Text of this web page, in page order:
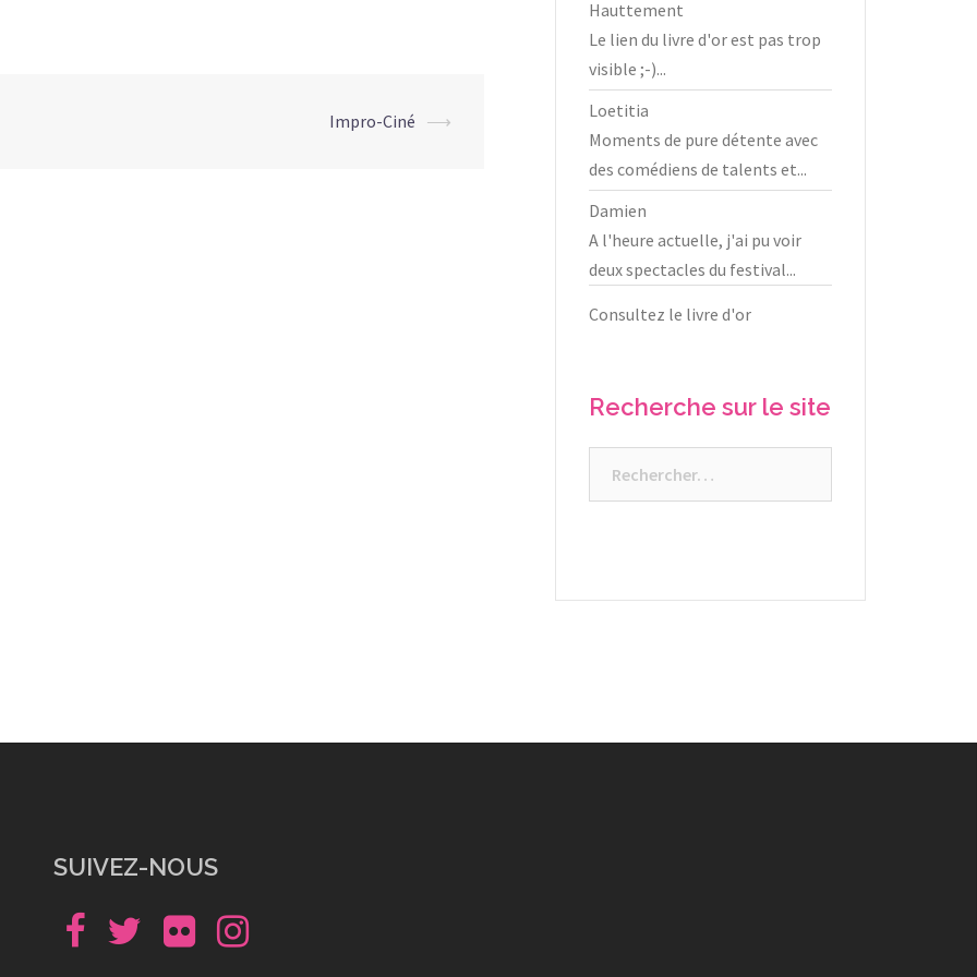
Impro-Ciné ⟶
Hauttement
Le lien du livre d'or est pas trop
visible ;-)...
Loetitia
Moments de pure détente avec
des comédiens de talents et...
Damien
A l'heure actuelle, j'ai pu voir
deux spectacles du festival...
Consultez le livre d'or
Recherche sur le site
SUIVEZ-NOUS
Facebook TwitterFlickr Instagram